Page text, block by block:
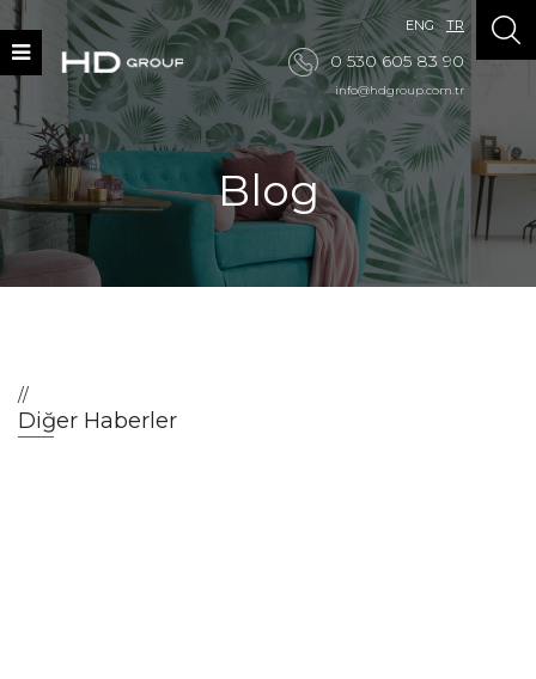
ENG TR
0 530 605 83 90
info@hdgroup.com.tr
Blog
//
Diğer Haberler